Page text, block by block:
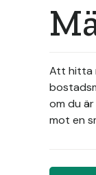
Att hitta
om du
mot en